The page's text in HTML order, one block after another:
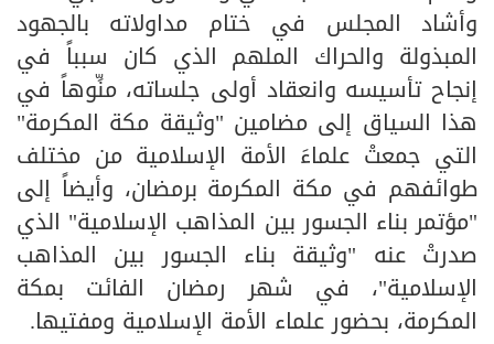
وأشاد المجلس في ختام مداولاته بالجهود
المبذولة والحراك الملهم الذي كان سبباً في
إنجاح تأسيسه وانعقاد أولى جلساته، منِّوهاً في
هذا السياق إلى مضامين "وثيقة مكة المكرمة"
التي جمعتْ علماءَ الأمة الإسلامية من مختلف
طوائفهم في مكة المكرمة برمضان، وأيضاً إلى
"مؤتمر بناء الجسور بين المذاهب الإسلامية" الذي
صدرتْ عنه "وثيقة بناء الجسور بين المذاهب
الإسلامية"، في شهر رمضان الفائت بمكة
المكرمة، بحضور علماء الأمة الإسلامية ومفتيها.